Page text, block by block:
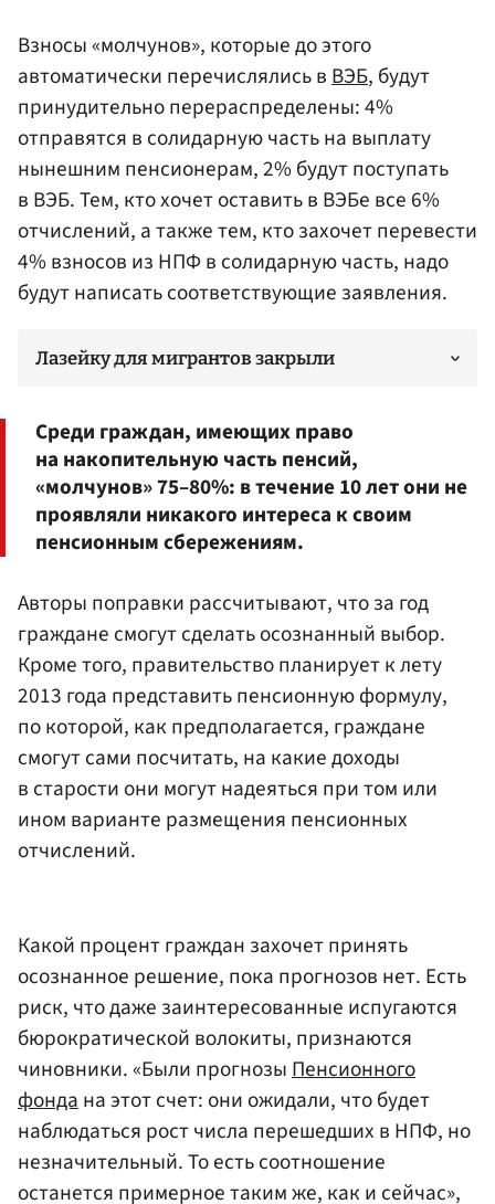
Взносы «молчунов», которые до этого
автоматически перечислялись вВЭБ, будут
принудительно перераспределены: 4%
отправятся в солидарную часть на выплату
нынешним пенсионерам, 2% будут поступать
в ВЭБ. Тем, кто хочет оставить в ВЭБе все 6%
отчислений, а также тем, кто захочет перевести
4% взносов из НПФ в солидарную часть, надо
будут написать соответствующие заявления.
Лазейку для мигрантов закрыли
Среди граждан, имеющих право
на накопительную часть пенсий,
«молчунов» 75–80%: в течение 10 лет они не
проявляли никакого интереса к своим
пенсионным сбережениям.
Авторы поправки рассчитывают, что за год
граждане смогут сделать осознанный выбор.
Кроме того, правительство планирует к лету
2013 года представить пенсионную формулу,
по которой, как предполагается, граждане
смогут сами посчитать, на какие доходы
в старости они могут надеяться при том или
ином варианте размещения пенсионных
отчислений.
Какой процент граждан захочет принять
осознанное решение, пока прогнозов нет. Есть
риск, что даже заинтересованные испугаются
бюрократической волокиты, признаются
чиновники. «Были прогнозыПенсионного
фондана этот счет: они ожидали, что будет
наблюдаться рост числа перешедших в НПФ, но
незначительный. То есть соотношение
останется примерное таким же, как и сейчас»,